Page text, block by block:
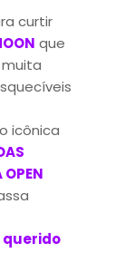
curtir
que
muita
icônica
OPEN
querido